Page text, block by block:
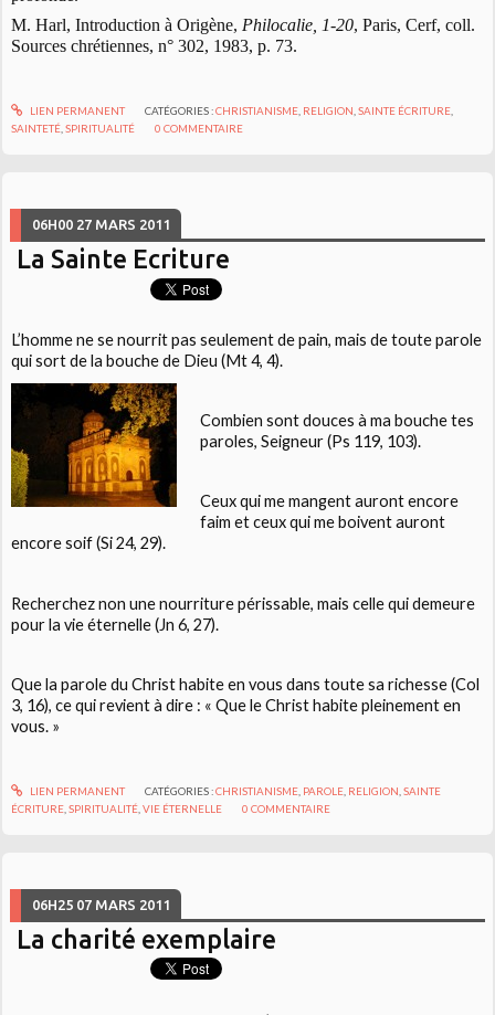
M. Harl, Introduction à Origène, Philocalie, 1-20, Paris, Cerf, coll.
Sources chrétiennes, n° 302, 1983, p. 73.
LIEN PERMANENT CATÉGORIES :CHRISTIANISME, RELIGION SAINTE ÉCRITURE,
SAINTETÉ ,SPIRITUALITÉ 0 COMMENTAIRE
06H00 27 MARS 2011
La Sainte Ecriture
L’homme ne se nourrit pas seulement de pain, mais de toute parole
qui sort de la bouche de Dieu (Mt 4, 4).
Combien sont douces à ma bouche tes
paroles, Seigneur (Ps 119, 103).
Ceux qui me mangent auront encore
faim et ceux qui me boivent auront
encore soif (Si 24, 29).
Recherchez non une nourriture périssable, mais celle qui demeure
pour la vie éternelle (Jn 6, 27).
Que la parole du Christ habite en vous dans toute sa richesse (Col
3, 16), ce qui revient à dire : « Que le Christ habite pleinement en
vous. »
LIEN PERMANENT CATÉGORIES :CHRISTIANISME, PAROLE, RELIGION SAINTE
ÉCRITURE ,SPIRITUALITÉ ,VIE ÉTERNELLE 0 COMMENTAIRE
06H25 07 MARS 2011
La charité exemplaire